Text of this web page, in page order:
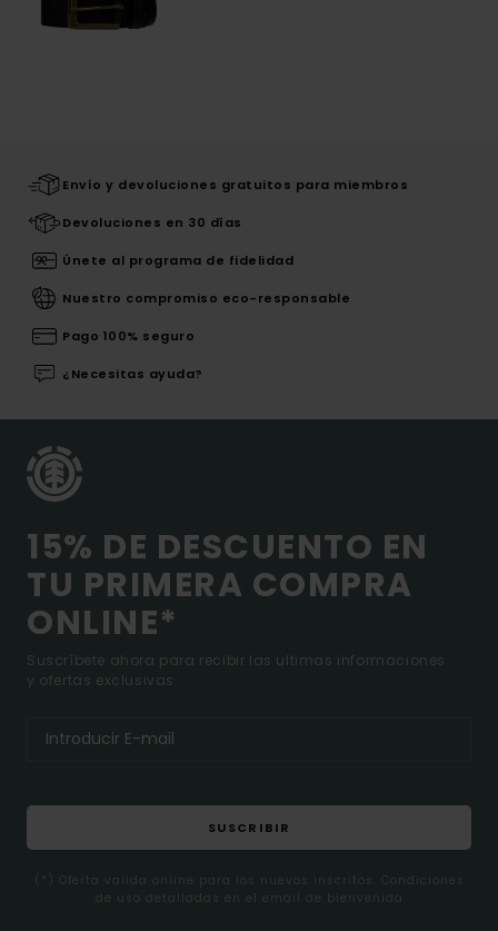
Envío y devoluciones gratuitos para miembros
Devoluciones en 30 días
Únete al programa de fidelidad
Nuestro compromiso eco-responsable
Pago 100% seguro
¿Necesitas ayuda?
15% DE DESCUENTO EN
TU PRIMERA COMPRA
ONLINE*
Suscríbete ahora para recibir las ultimas informaciones
y ofertas exclusivas.
SUSCRIBIR
(*) Oferta valida online para los nuevos inscritos. Condiciones
de uso detalladas en el email de bienvenida